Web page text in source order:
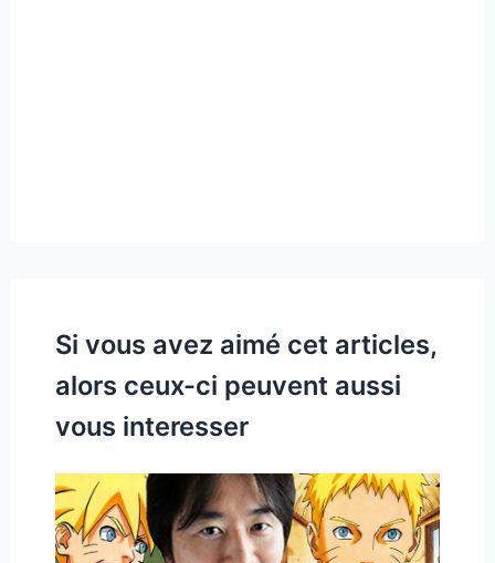
Si vous avez aimé cet articles,
alors ceux-ci peuvent aussi
vous interesser